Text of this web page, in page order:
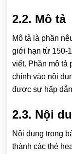
2.2. Mô tả
Mô tả là phần
giới hạn từ 150-
viết. Phần mô tả
chính vào nội
được sự hấp
2.3. Nội
Nội dung trong
thành các thẻ